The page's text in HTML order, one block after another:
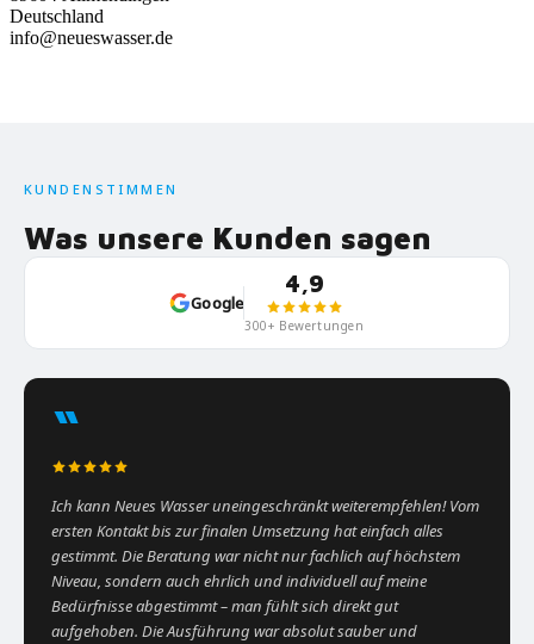
Deutschland
info@neueswasser.de
KUNDENSTIMMEN
Was unsere Kunden sagen
Google
4,9
300+ Bewertungen
“
Ich kann Neues Wasser uneingeschränkt weiterempfehlen! Vom
ersten Kontakt bis zur finalen Umsetzung hat einfach alles
gestimmt. Die Beratung war nicht nur fachlich auf höchstem
Niveau, sondern auch ehrlich und individuell auf meine
Bedürfnisse abgestimmt – man fühlt sich direkt gut
aufgehoben. Die Ausführung war absolut sauber und